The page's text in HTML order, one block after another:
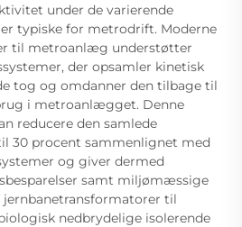
under de varierende
typiske for metrodrift. Moderne
til metroanlæg understøtter
der opsamler kinetisk
tog og omdanner den tilbage til
i metroanlægget. Denne
reducere den samlede
30 procent sammenlignet med
og giver dermed
samt miljømæssige
til
nedbrydelige isolerende